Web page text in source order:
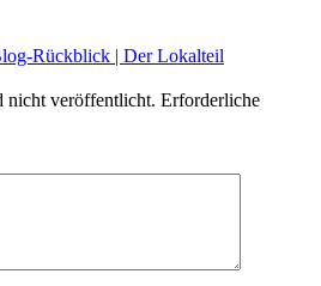
Rückblick | Der Lokalteil
nicht veröffentlicht. Erforderliche